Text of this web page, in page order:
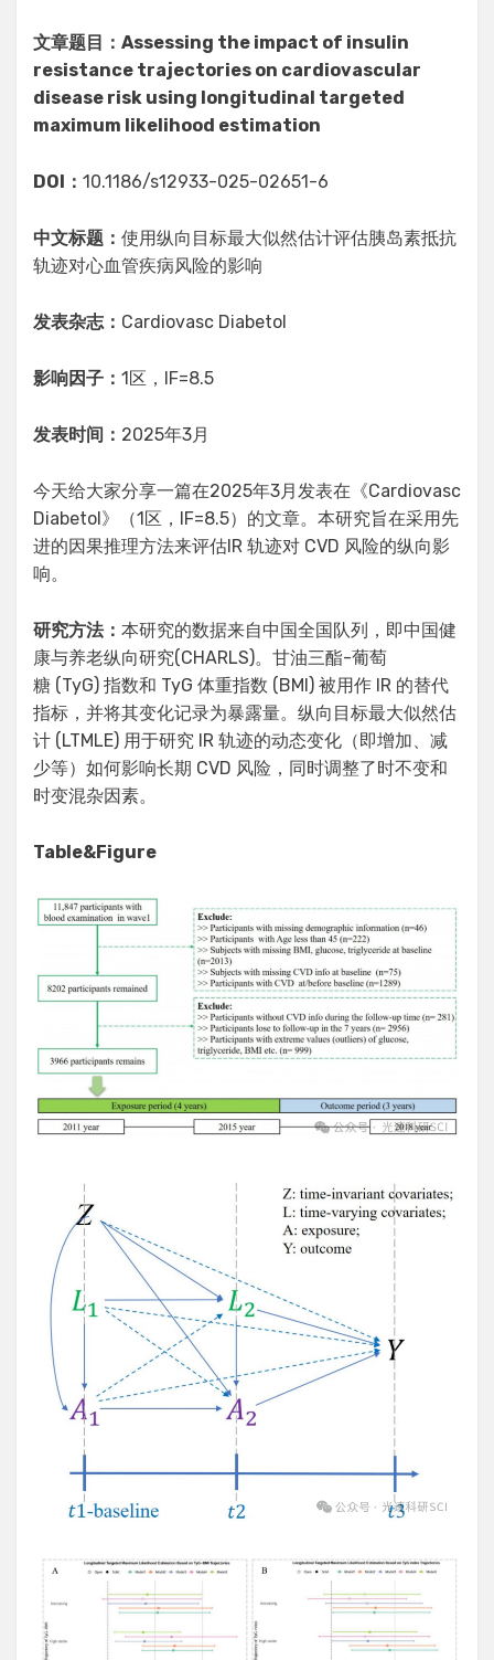
文章题目： Assessing the impact of insulin
resistance trajectories on cardiovascular
disease risk using longitudinal targeted
maximum likelihood estimation
DOI： 10.1186/s12933-025-02651-6
中文标题： 使用纵向目标最大似然估计评估胰岛素抵抗
轨迹对心血管疾病风险的影响
发表杂志： Cardiovasc Diabetol
影响因子： 1区，IF=8.5
发表时间： 2025年3月
今天给大家分享一篇在2025年3月发表在《Cardiovasc
Diabetol》（1区，IF=8.5）的文章。本研究旨在采用先
进的因果推理方法来评估IR 轨迹对 CVD 风险的纵向影
响。
研究方法： 本研究的数据来自中国全国队列，即中国健
康与养老纵向研究(CHARLS)。甘油三酯-葡萄
糖 (TyG) 指数和 TyG 体重指数 (BMI) 被用作 IR 的替代
指标，并将其变化记录为暴露量。纵向目标最大似然估
计 (LTMLE) 用于研究 IR 轨迹的动态变化（即增加、减
少等）如何影响长期 CVD 风险，同时调整了时不变和
时变混杂因素。
Table&Figure